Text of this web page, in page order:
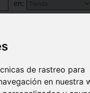
de rastreo para
en nuestra
en: